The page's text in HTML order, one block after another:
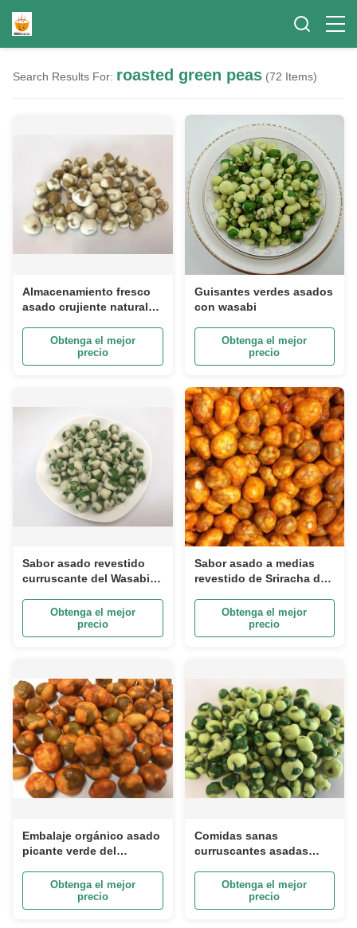
Search Results For: roasted green peas (72 Items)
Almacenamiento fresco
asado crujiente natural
ingrediente crudo seguro
de los guisantes verdes
Obtenga el mejor
precio
Guisantes verdes asados
​​con wasabi
Obtenga el mejor
precio
Sabor asado revestido
curruscante del Wasabi
del buen gusto de la
salud para el hogar
Obtenga el mejor
precio
Sabor asado a medias
revestido de Sriracha del
guisantes verdes en
Obtenga el mejor
precio
Embalaje orgánico asado
picante verde del
doméstico del OEM de
los productos de los
guisantes verdes de
Obtenga el mejor
precio
Comidas sanas
curruscantes asadas
nutrición completa de los
guisantes verdes del
sabor del Wasabi
Obtenga el mejor
precio